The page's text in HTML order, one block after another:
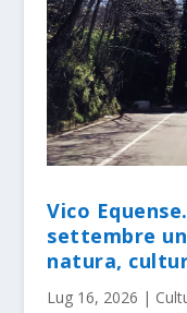
Vico
settembre
natura,
Lug 16, 2026 |